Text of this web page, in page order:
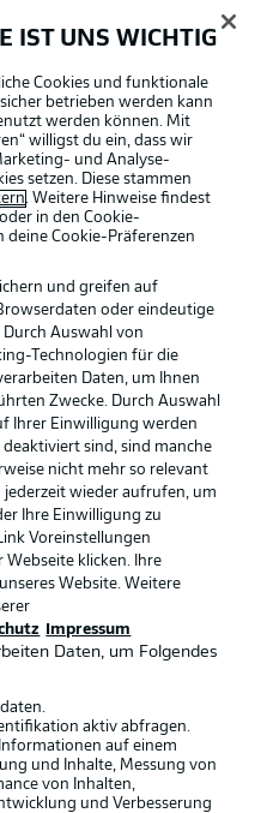
Voreinstellungen verwalten
Nutzungsbedingungen
Kontakt
Impressum
Spieler
IST UNS WICHTIG
Cookies und funktionale
betrieben werden kann
werden können. Mit
willigst du ein, dass wir
und Analyse-
setzen. Diese stammen
. Weitere Hinweise findest
oder in den Cookie-
deine Cookie-Präferenzen
und greifen auf
oder eindeutige
Durch Auswahl von
Technologien für die
Daten, um Ihnen
Zwecke. Durch Auswahl
Ihrer Einwilligung werden
sind, sind manche
nicht mehr so relevant
jederzeit wieder aufrufen, um
Ihre Einwilligung zu
Voreinstellungen
klicken. Ihre
Website. Weitere
Impressum
Daten, um Folgendes
aktiv abfragen.
auf einem
und Inhalte, Messung von
von Inhalten,
und Verbesserung